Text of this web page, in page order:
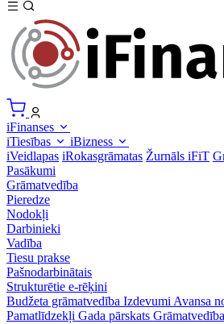
iFinanses
iTiesības
iBizness
iVeidlapas iRokasgrāmatas Žurnāls iFiT
Pasākumi
Grāmatvedība
Pieredze
Nodokļi
Darbinieki
Vadība
Tiesu prakse
Pašnodarbinātais
Strukturētie e-rēķini
Budžeta grāmatvedība Izdevumi Avansa
Pamatlīdzekļi Gada pārskats Grāmatvedība